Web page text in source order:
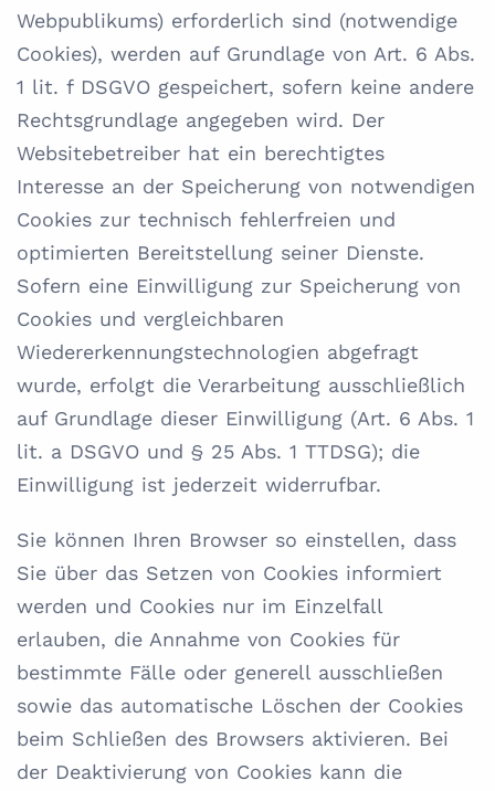
Webpublikums) erforderlich sind (notwendige
Cookies), werden auf Grundlage von Art. 6 Abs.
1 lit. f DSGVO gespeichert, sofern keine andere
Rechtsgrundlage angegeben wird. Der
Websitebetreiber hat ein berechtigtes
Interesse an der Speicherung von notwendigen
Cookies zur technisch fehlerfreien und
optimierten Bereitstellung seiner Dienste.
Sofern eine Einwilligung zur Speicherung von
Cookies und vergleichbaren
Wiedererkennungstechnologien abgefragt
wurde, erfolgt die Verarbeitung ausschließlich
auf Grundlage dieser Einwilligung (Art. 6 Abs. 1
lit. a DSGVO und § 25 Abs. 1 TTDSG); die
Einwilligung ist jederzeit widerrufbar.
Sie können Ihren Browser so einstellen, dass
Sie über das Setzen von Cookies informiert
werden und Cookies nur im Einzelfall
erlauben, die Annahme von Cookies für
bestimmte Fälle oder generell ausschließen
sowie das automatische Löschen der Cookies
beim Schließen des Browsers aktivieren. Bei
der Deaktivierung von Cookies kann die